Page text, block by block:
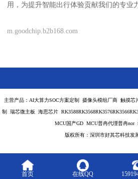
用，为提升智能出行体验贡献我们的专业
m.goodchip.b2b168.com
主营产品：AI大算力SOC方案定制 摄像头模组厂商 触摸芯
制 瑞芯微主板 海思芯片
MCU国产GD MCU普冉代理普冉nor
版权所有：深圳市好其芯科技发
首页 在线QQ